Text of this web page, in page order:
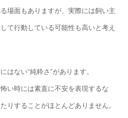
場面もありますが、実際には飼い主
て行動している可能性も高いと考え
はない“純粋さ”があります。
い時には素直に不安を表現するな
りすることがほとんどありません。